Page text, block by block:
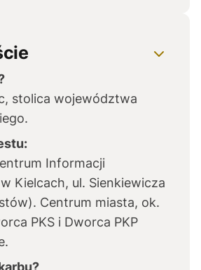
stolica województwa
Informacji
Kielcach, ul. Sienkiewicza
Centrum miasta, ok.
PKS i Dworca PKP